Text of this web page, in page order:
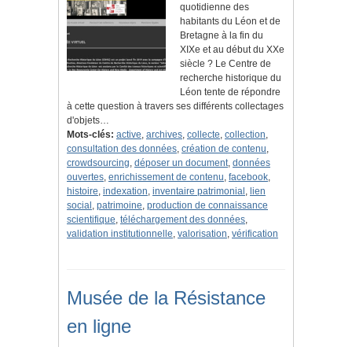
quotidienne des
habitants du Léon et de
Bretagne à la fin du
XIXe et au début du XXe
siècle ? Le Centre de
recherche historique du
Léon tente de répondre
à cette question à travers ses différents collectages
d'objets…
Mots-clés: active, archives, collecte, collection,
consultation des données, création de contenu,
crowdsourcing, déposer un document, données
ouvertes, enrichissement de contenu, facebook,
histoire, indexation, inventaire patrimonial , lien
social , patrimoine, production de connaissance
scientifique, téléchargement des données,
validation institutionnelle, valorisation, vérification
Musée de la Résistance
en ligne